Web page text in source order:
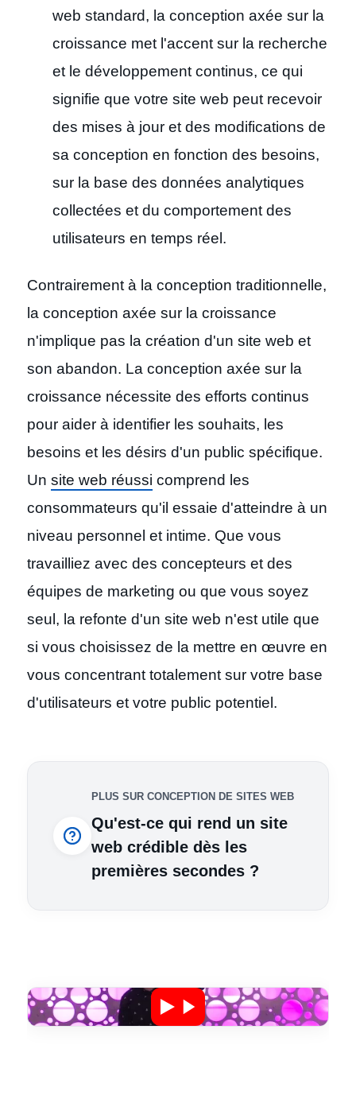
web standard, la conception axée sur la
croissance met l'accent sur la recherche
et le développement continus, ce qui
signifie que votre site web peut recevoir
des mises à jour et des modifications de
sa conception en fonction des besoins,
sur la base des données analytiques
collectées et du comportement des
utilisateurs en temps réel.
Contrairement à la conception traditionnelle,
la conception axée sur la croissance
n'implique pas la création d'un site web et
son abandon. La conception axée sur la
croissance nécessite des efforts continus
pour aider à identifier les souhaits, les
besoins et les désirs d'un public spécifique.
Un site web réussi comprend les
consommateurs qu'il essaie d'atteindre à un
niveau personnel et intime. Que vous
travailliez avec des concepteurs et des
équipes de marketing ou que vous soyez
seul, la refonte d'un site web n'est utile que
si vous choisissez de la mettre en œuvre en
vous concentrant totalement sur votre base
d'utilisateurs et votre public potentiel.
PLUS SUR CONCEPTION DE SITES WEB
Qu'est-ce qui rend un site
web crédible dès les
premières secondes ?